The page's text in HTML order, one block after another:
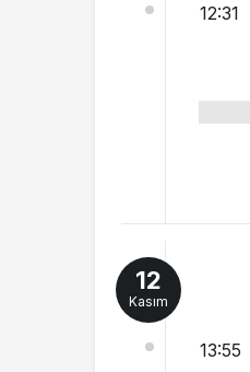
12:31
12
Kasım
13:55